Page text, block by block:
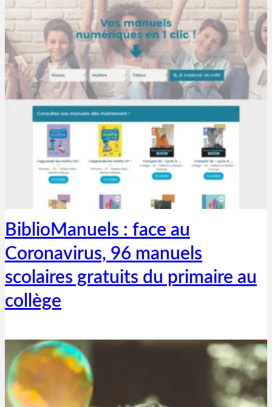
Thibaut Parent
13 mars 2020
BiblioManuels : face au
Coronavirus, 96 manuels
scolaires gratuits du primaire au
collège